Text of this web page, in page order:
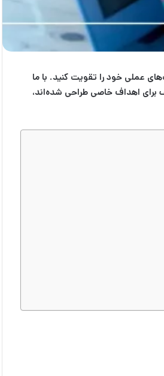
عملی خود را تقویت کنید. با ما
برای اهداف خاصی طراحی شده‌اند،